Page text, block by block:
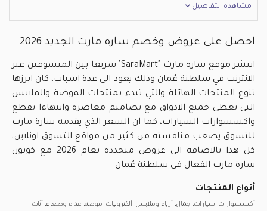
مشاهدة التفاصيل
احصل على عروض وخصم ساره مارت الجديد 2026
انتشر موقع ساره مارت "SaraMart" سريعا بين المتسوقين عبر
الانترنت في سلطنة عُمان وذلك يعود الى عدة اسباب، كان ابرزها
تنوع المنتجات الهائلة والتي تبدء بمنتجات الموضة والملابس
التي تغطي جميع الاذواق مع تصاميم معاصرة وانتهاءا بقطع
واكسسوارات السيارات، كما ان السعر الذي يقدمه سارة مارت
للتسوق يصعب منافسته من كثير من مواقع التسوق اونلاين،
كل هذا بالاضافة الى عروض متجددة بعام 2026 مع كوبون
سارة مارت الفعال في سلطنة عُمان
أنواع المنتجات
أكسسوارات, سيارات, جمال, أزياء وملابس, ألكترونيات, موضة, غذاء وطعام, أثاث